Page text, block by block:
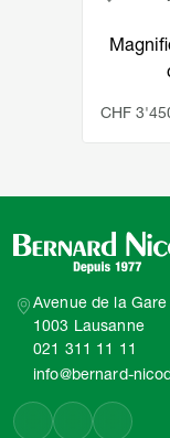
CHF
Avenue de la
1003 Lausanne
021 311 11 11
info@bernard-